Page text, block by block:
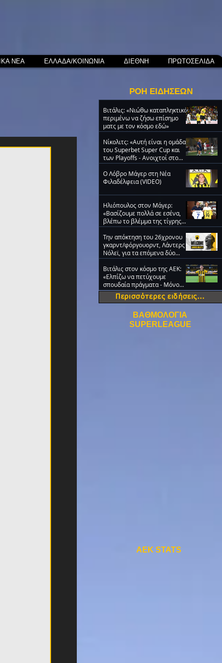
ΝΕΑ ΕΛΛΑΔΑ/ΚΟΙΝΩΝΙΑ ΔΙΕΘΝΗ ΠΡΩΤΟΣΕΛΙΔΑ
ΡΟΗ ΕΙΔΗΣΕΩΝ
Βιτάλις: «Νιώθω καταπληκτικά,
περιμένω να ζήσω επίσημο
ματς με τον κόσμο εδώ»
Νίκολιτς: «Αυτή είναι η ομάδα
του Superbet Super Cup και
των Playoffs - Ανοιχτοί στο
μεταγραφικό παζάρι»
O Λόβρο Μάγερ στη Νέα
Φιλαδέλφεια (VIDEO)
Ηλιόπουλος στον Μάγερ:
«Βασίζουμε πολλά σε εσένα,
βλέπω το βλέμμα της τίγρης
στα μάτια σου» (video)
Την απόκτηση του 26χρονου
γκαρντ/φόργουορντ, Λάντερς
Νόλεϊ, για τα επόμενα δύο
χρόνια ανακοίνωσε η ΑΕΚ
Βιτάλις στον κόσμο της ΑΕΚ:
«Ελπίζω να πετύχουμε
σπουδαία πράγματα - Μόνο
ΑΕΚ!» (VIDEO)
ΒΑΘΜΟΛΟΓΙΑ
SUPERLEAGUE
Περισσότερες ειδήσεις...
AEK STATS